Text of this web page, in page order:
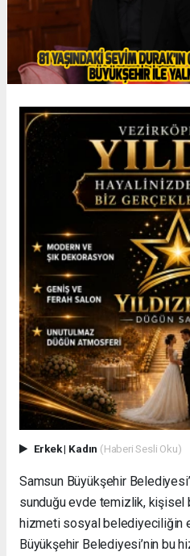
Erkek| Kadın (Haberi Sesli Oku)
Samsun Büyükşehir
sunduğu evde temizlik, kişisel
hizmeti sosyal belediyeciliğin
Büyükşehir Belediyesi’nin bu